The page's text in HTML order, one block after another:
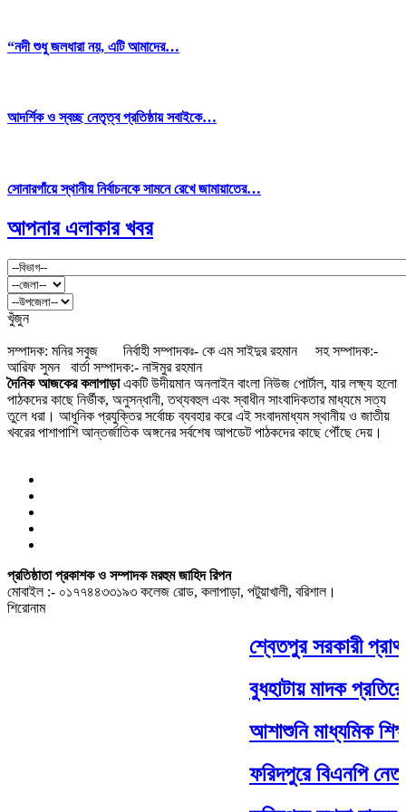
“নদী শুধু জলধারা নয়, এটি আমাদের…
আদর্শিক ও স্বচ্ছ নেতৃত্ব প্রতিষ্ঠায় সবাইকে…
সোনারগাঁয়ে স্থানীয় নির্বাচনকে সামনে রেখে জামায়াতের…
আপনার এলাকার খবর
খুঁজুন
সম্পাদক: মনির সবুজ নির্বাহী সম্পাদকঃ- কে এম সাইদুর রহমান সহ সম্পাদক:-
আরিফ সুমন বার্তা সম্পাদক:- নাঈমুর রহমান
দৈনিক আজকের কলাপাড়াএকটি উদীয়মান অনলাইন বাংলা নিউজ পোর্টাল, যার লক্ষ্য হলো
পাঠকদের কাছে নির্ভীক, অনুসন্ধানী, তথ্যবহুল এবং স্বাধীন সাংবাদিকতার মাধ্যমে সত্য
তুলে ধরা। আধুনিক প্রযুক্তির সর্বোচ্চ ব্যবহার করে এই সংবাদমাধ্যম স্থানীয় ও জাতীয়
খবরের পাশাপাশি আন্তর্জাতিক অঙ্গনের সর্বশেষ আপডেট পাঠকদের কাছে পৌঁছে দেয়।
প্রতিষ্ঠাতা প্রকাশক ও সম্পাদক মরহুম জাহিদ রিপন
মোবাইল :- ০১৭৭৪৪৩৩১৯৩ কলেজ রোড, কলাপাড়া, পটুয়াখালী, বরিশাল।
শিরোনাম
শ্বেতপুর সরকারী
বুধহাটায় মাদক
আশাশুনি মাধ্যমিক
ফরিদপুরে বিএনপি